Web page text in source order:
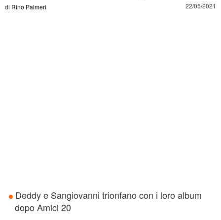
di Rino Palmeri 22/05/2021
Deddy e Sangiovanni trionfano con i loro album
dopo Amici 20